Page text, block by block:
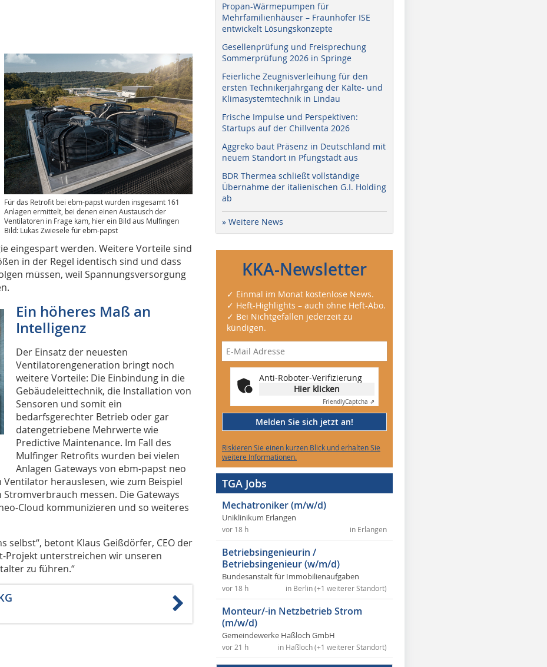
Für das Retrofit bei ebm-papst wurden insgesamt 161
Anlagen ermittelt, bei denen einen Austausch der
Ventilatoren in Frage kam, hier ein Bild aus Mulfingen
Bild: Lukas Zwiesele für ebm-papst
eingespart werden. Weitere Vorteile sind
in der Regel identisch sind und dass
müssen, weil Spannungsversorgung
Ein höheres Maß an
Intelligenz
Der Einsatz der neuesten
Ventilatorengeneration bringt noch
weitere Vorteile: Die Einbindung in die
Gebäudeleittechnik, die Installation von
Sensoren und somit ein
bedarfsgerechter Betrieb oder gar
datengetriebene Mehrwerte wie
Predictive Maintenance. Im Fall des
Mulfinger Retrofits wurden bei vielen
Anlagen Gateways von ebm-papst neo
herauslesen, wie zum Beispiel
messen. Die Gateways
Cloud kommunizieren und so weiteres
selbst“, betont Klaus Geißdörfer, CEO der
Projekt unterstreichen wir unseren
zu führen.“
Propan-Wärmepumpen für
Mehrfamilienhäuser – Fraunhofer ISE
entwickelt Lösungskonzepte
Gesellenprüfung und Freisprechung
Sommerprüfung 2026 in Springe
Feierliche Zeugnisverleihung für den
ersten Technikerjahrgang der Kälte- und
Klimasystemtechnik in Lindau
Frische Impulse und Perspektiven:
Startups auf der Chillventa 2026
Aggreko baut Präsenz in Deutschland mit
neuem Standort in Pfungstadt aus
BDR Thermea schließt vollständige
Übernahme der italienischen G.I. Holding
ab
» Weitere News
KKA-Newsletter
✓ Einmal im Monat kostenlose News.
✓ Heft-Highlights – auch ohne Heft-Abo.
✓ Bei Nichtgefallen jederzeit zu
kündigen.
Anti-Roboter-Verifizierung
Hier klicken
FriendlyCaptcha ⇗
Melden Sie sich jetzt an!
Riskieren Sie einen kurzen Blick und erhalten Sie
weitere Informationen.
TGA Jobs
Mechatroniker (m/w/d)
Uniklinikum Erlangen
in Erlangen
vor 18 h
Betriebsingenieurin /
Betriebsingenieur (w/m/d)
Bundesanstalt für Immobilienaufgaben
in Berlin (+1 weiterer Standort)
vor 18 h
Monteur/-in Netzbetrieb Strom
(m/w/d)
Gemeindewerke Haßloch GmbH
in Haßloch (+1 weiterer Standort)
vor 21 h